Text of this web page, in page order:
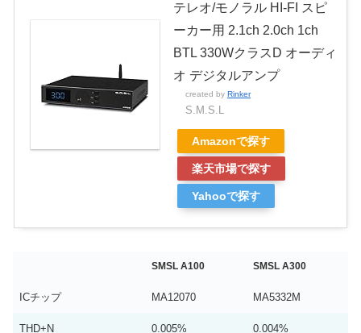
テレオ/モノラル HI-FI スピ
ーカー用 2.1ch 2.0ch 1ch
BTL 330WクラスD オーディ
オ デジタルアンプ
created by Rinker
S.M.S.L
Amazonで探す
楽天市場で探す
Yahooで探す
SMSL A100 SMSL A300
ICチップ MA12070 MA5332M
THD+N 0.005% 0.004%